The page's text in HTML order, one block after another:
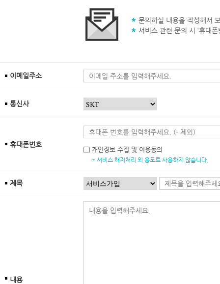
문의하실 내용을 작성해서
서비스 관련 문의 시 ‘휴대
이메일주소
통신사
휴대폰번호
개인정보 수집 및 이용동의
* 서비스 해지처리 외 용도로 사용하지 않습니다.
제목
내용